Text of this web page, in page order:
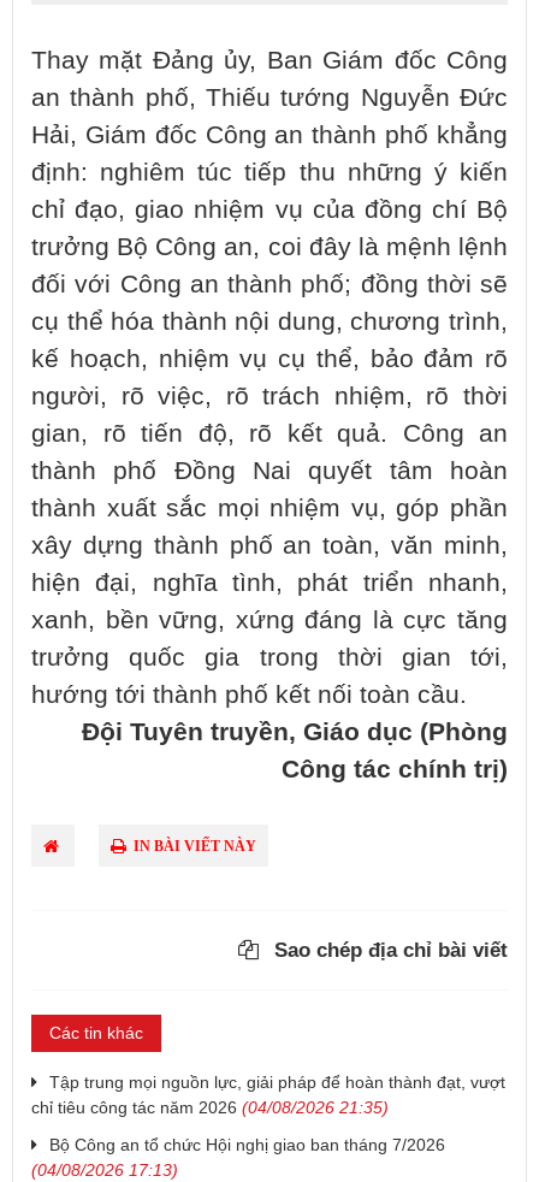
Thay mặt Đảng ủy, Ban Giám đốc Công
an thành phố, Thiếu tướng Nguyễn Đức
Hải, Giám đốc Công an thành phố khẳng
định: nghiêm túc tiếp thu những ý kiến
chỉ đạo, giao nhiệm vụ của đồng chí Bộ
trưởng Bộ Công an, coi đây là mệnh lệnh
đối với Công an thành phố; đồng thời sẽ
cụ thể hóa thành nội dung, chương trình,
kế hoạch, nhiệm vụ cụ thể, bảo đảm rõ
người, rõ việc, rõ trách nhiệm, rõ thời
gian, rõ tiến độ, rõ kết quả. Công an
thành phố Đồng Nai quyết tâm hoàn
thành xuất sắc mọi nhiệm vụ, góp phần
xây dựng thành phố an toàn, văn minh,
hiện đại, nghĩa tình, phát triển nhanh,
xanh, bền vững, xứng đáng là cực tăng
trưởng quốc gia trong thời gian tới,
hướng tới thành phố kết nối toàn cầu.
Đội Tuyên truyền, Giáo dục (Phòng
Công tác chính trị)
IN BÀI VIẾT NÀY
Sao chép địa chỉ bài viết
Các tin khác
Tập trung mọi nguồn lực, giải pháp để hoàn thành đạt, vượt
chỉ tiêu công tác năm 2026 (04/08/2026 21:35)
Bộ Công an tổ chức Hội nghị giao ban tháng 7/2026
(04/08/2026 17:13)